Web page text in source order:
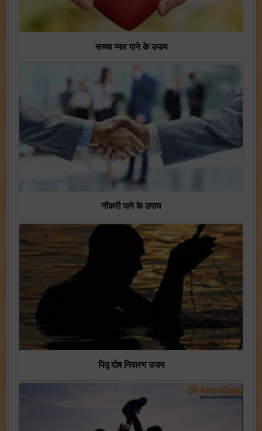
सच्चा प्यार पाने के उपाय
नौकरी पाने के उपाय
पितृ दोष निवारण उपाय